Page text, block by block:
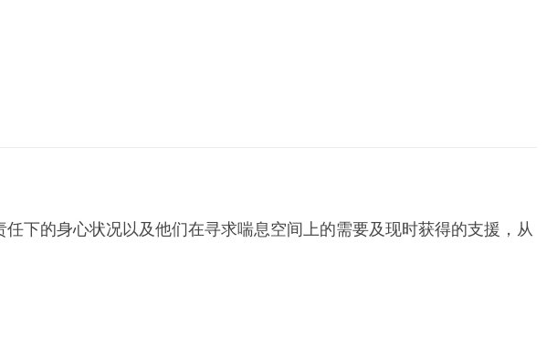
下的身心状况以及他们在寻求喘息空间上的需要及现时获得的支援，从